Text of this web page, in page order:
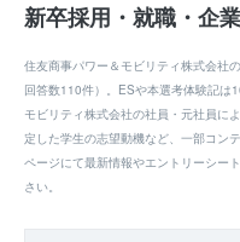
新卒採用・就職・企
住友商事パワー＆モビリティ株式会社
回答数110件）。ESや本選考体験記は
モビリティ株式会社の社員・元社員に
定した学生の志望動機など、一部コン
ページにて最新情報やエントリーシー
さい。